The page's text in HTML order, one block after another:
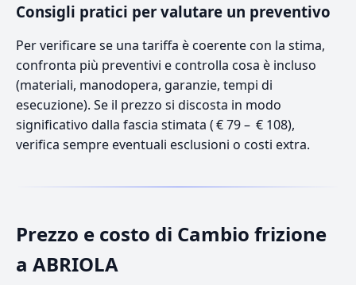
Consigli pratici per valutare un preventivo
Per verificare se una tariffa è coerente con la stima,
confronta più preventivi e controlla cosa è incluso
(materiali, manodopera, garanzie, tempi di
esecuzione). Se il prezzo si discosta in modo
significativo dalla fascia stimata ( € 79 – € 108),
verifica sempre eventuali esclusioni o costi extra.
Prezzo e costo di Cambio frizione
a ABRIOLA